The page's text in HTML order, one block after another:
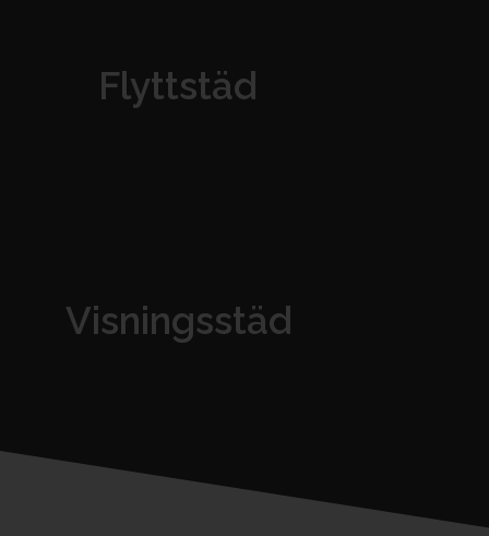
Flyttstäd
Visningsstäd